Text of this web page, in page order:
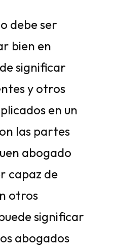
debe ser
bien en
significar
y otros
en un
las partes
abogado
capaz de
otros
significar
abogados